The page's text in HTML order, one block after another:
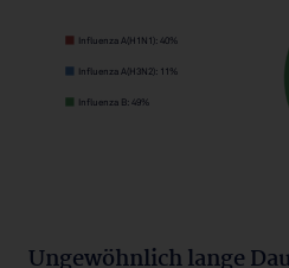
Ungewöhnlich lange